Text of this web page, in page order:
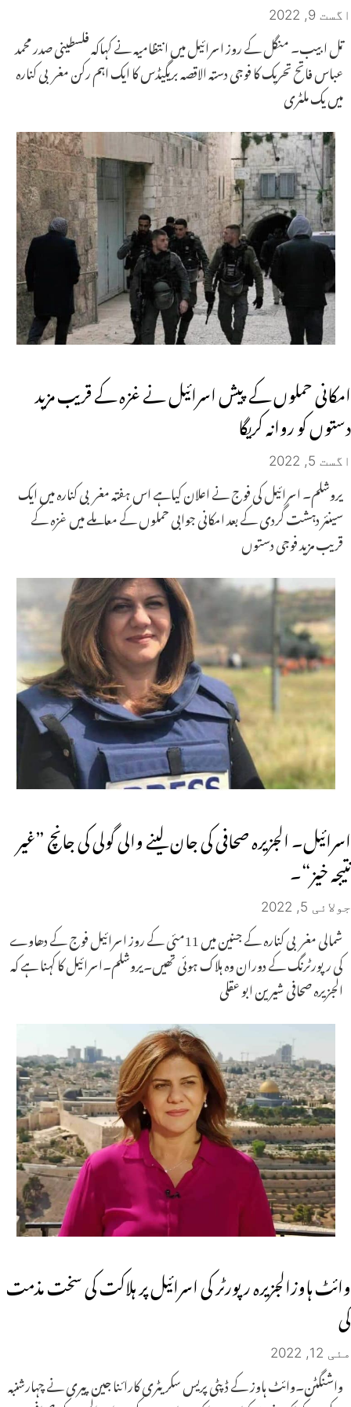
اگست 9, 2022
تل ابیب۔ منگل کے روز اسرائیل میں انتظامیہ نے کہاکہ فلسطینی صدر محمد
عباس فاتح تحریک کا فوجی دستہ الاقصہ بریگیڈس کا ایک اہم رکن مغربی کنارہ
میں یک ملٹری
امکانی حملوں کے پیش اسرائیل نے غزہ کے قریب مزید
دستوں کو روانہ کریگا
اگست 5, 2022
یروشلم۔ اسرائیل کی فوج نے اعلان کیاہے اس ہفتہ مغربی کنارہ میں ایک
سینئر دہشت گردی کے بعد امکانی جوابی حملوں کے معاملے میں غزہ کے
قریب مزید فوجی دستوں
اسرائیل۔ الجزیرہ صحافی کی جان لینے والی گولی کی جانچ ”غیر
نتیجہ خیز“۔
جولائی 5, 2022
شمالی مغربی کنارہ کے جنین میں 11مئی کے روز اسرائیل فوج کے دھاوے
کی رپورٹرنگ کے دوران وہ ہلاک ہوئی تھیں۔یروشلم۔اسرائیل کا کہنا ہے کہ
الجزیرہ صحافی شیرین ابو عقلی
وائٹ ہاوزالجزیرہ رپورٹر کی اسرائیل پر ہلاکت کی سخت مذمت
کی
مئی 12, 2022
واشنگٹن۔وائٹ ہاوز کے ڈپٹی پریس سکریٹری کارائنا جین پیری نے چہارشنبہ